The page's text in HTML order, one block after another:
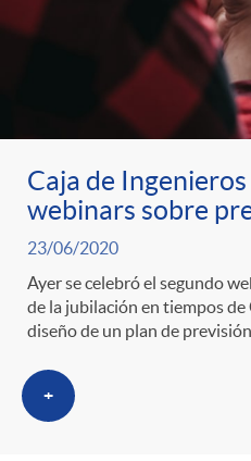
a
S
a
l
a
p
o
r
c
a
n
i
d
o
A
l
c
a
d
o
r
Caja de
webinars sobre
23/06/2020
Ayer se celebró el segundo
de la jubilación en tiempos
diseño de un plan de
+